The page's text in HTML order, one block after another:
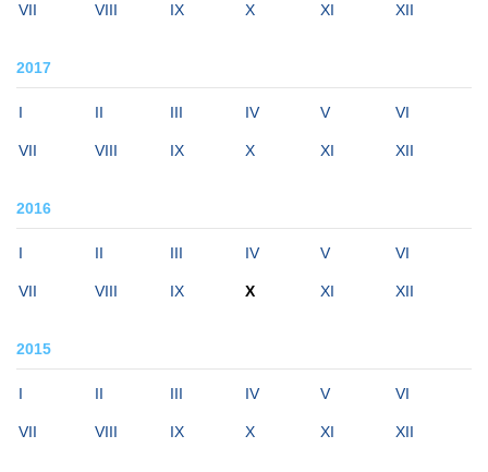
VII VIII IX X XI XII
2017
I II III IV V VI
VII VIII IX X XI XII
2016
I II III IV V VI
VII VIII IX X XI XII
2015
I II III IV V VI
VII VIII IX X XI XII